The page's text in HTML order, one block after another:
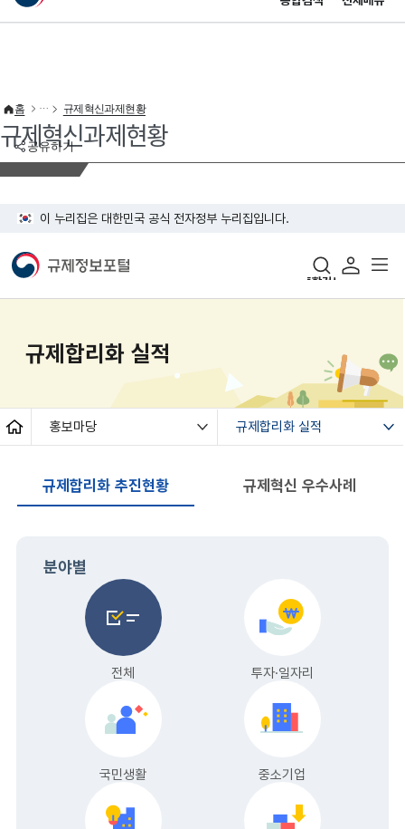
이 누리집은 대한민국 공식 전자정부 누리집입니다.
공유하기
홈 규제혁신과제현황
규제혁신과제현황